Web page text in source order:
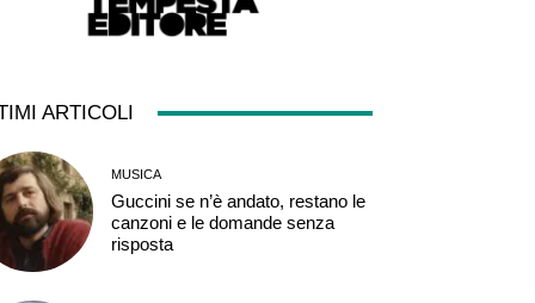
ARTICOLI
MUSICA
Guccini se n’è andato, restano le
canzoni e le domande senza
risposta